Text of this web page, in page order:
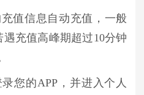
值信息自动充值，一般
充值高峰期超过10分钟
您的APP，并进入个人